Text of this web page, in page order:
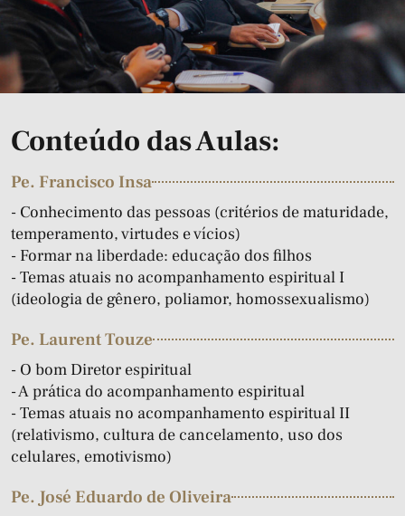
Conteúdo das Aulas:
Pe. Francisco Insa
- Conhecimento das pessoas (critérios de maturidade,
temperamento, virtudes e vícios)
- Formar na liberdade: educação dos filhos
- Temas atuais no acompanhamento espiritual I
(ideologia de gênero, poliamor, homossexualismo)
Pe. Laurent Touze
- O bom Diretor espiritual
- A prática do acompanhamento espiritual
- Temas atuais no acompanhamento espiritual II
(relativismo, cultura de cancelamento, uso dos
celulares, emotivismo)
Pe. José Eduardo de Oliveira